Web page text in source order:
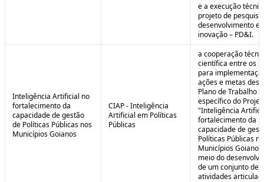
e a execução
projeto de pesquisa,
desenvolvimento e
inovação – PD&I.
Inteligência Artificial no
fortalecimento da
capacidade de gestão
de Políticas Públicas nos
Municípios Goianos
CIAP - Inteligência
Artificial em Políticas
Públicas
a cooperação
científica entre os
para
ações e metas
Plano de Trabalho
específico do
"Inteligência
fortalecimento da
capacidade de
Políticas Públicas
Municípios
meio do
de um conjunto de
atividades